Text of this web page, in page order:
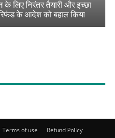
के लिए निरंतर तैयारी और इच्छा
रिफंड के आदेश को बहाल किया
Terms of use
Refund Policy